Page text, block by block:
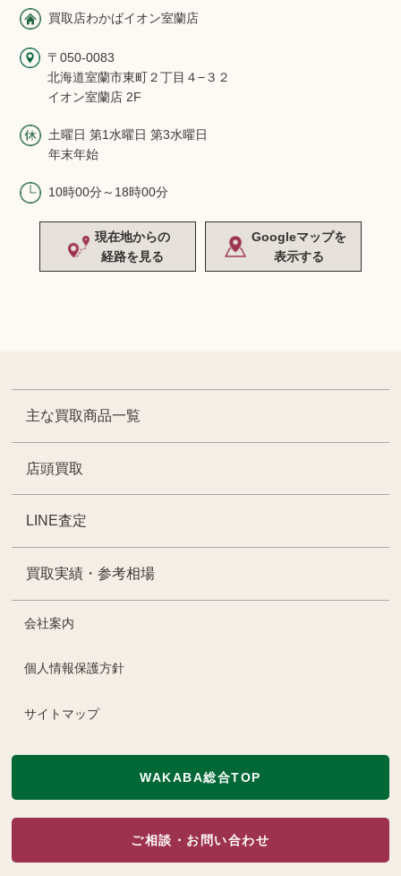
買取店わかばイオン室蘭店
〒050-0083
北海道室蘭市東町２丁目４−３２
イオン室蘭店 2F
土曜日 第1水曜日 第3水曜日
年末年始
10時00分～18時00分
現在地からの
経路を見る
Googleマップを
表示する
主な買取商品一覧
店頭買取
LINE査定
買取実績・参考相場
会社案内
個人情報保護方針
サイトマップ
WAKABA総合TOP
ご相談・お問い合わせ